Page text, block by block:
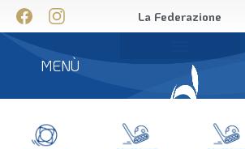
La Federazione
MENÙ